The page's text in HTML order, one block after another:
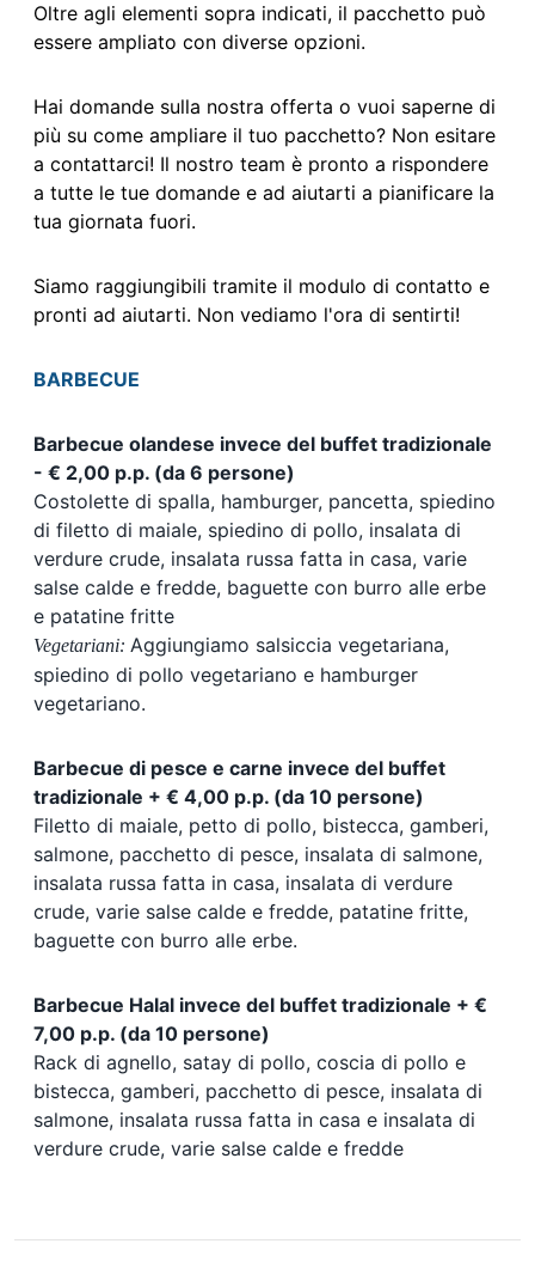
Oltre agli elementi sopra indicati, il pacchetto può
essere ampliato con diverse opzioni.
Hai domande sulla nostra offerta o vuoi saperne di
più su come ampliare il tuo pacchetto? Non esitare
a contattarci! Il nostro team è pronto a rispondere
a tutte le tue domande e ad aiutarti a pianificare la
tua giornata fuori.
Siamo raggiungibili tramite il modulo di contatto e
pronti ad aiutarti. Non vediamo l'ora di sentirti!
BARBECUE
Barbecue olandese invece del buffet tradizionale
- € 2,00 p.p. (da 6 persone)
Costolette di spalla, hamburger, pancetta, spiedino
di filetto di maiale, spiedino di pollo, insalata di
verdure crude, insalata russa fatta in casa, varie
salse calde e fredde, baguette con burro alle erbe
e patatine fritte
Vegetariani: Aggiungiamo salsiccia vegetariana,
spiedino di pollo vegetariano e hamburger
vegetariano.
Barbecue di pesce e carne invece del buffet
tradizionale + € 4,00 p.p. (da 10 persone)
Filetto di maiale, petto di pollo, bistecca, gamberi,
salmone, pacchetto di pesce, insalata di salmone,
insalata russa fatta in casa, insalata di verdure
crude, varie salse calde e fredde, patatine fritte,
baguette con burro alle erbe.
Barbecue Halal invece del buffet tradizionale + €
7,00 p.p. (da 10 persone)
Rack di agnello, satay di pollo, coscia di pollo e
bistecca, gamberi, pacchetto di pesce, insalata di
salmone, insalata russa fatta in casa e insalata di
verdure crude, varie salse calde e fredde